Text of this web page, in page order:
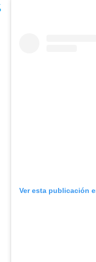
Ver esta publicación